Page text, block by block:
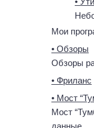
Мои
• Обзоры
Обзоры
• Фриланс
• Мост
Мост
данные